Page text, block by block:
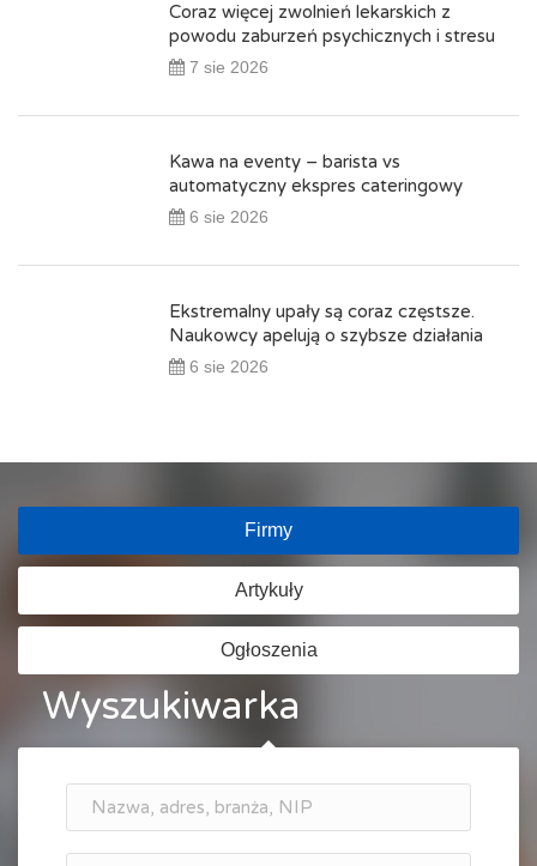
Coraz więcej zwolnień lekarskich z
powodu zaburzeń psychicznych i stresu
7 sie 2026
Kawa na eventy – barista vs
automatyczny ekspres cateringowy
6 sie 2026
Ekstremalny upały są coraz częstsze.
Naukowcy apelują o szybsze działania
6 sie 2026
Firmy
Artykuły
Ogłoszenia
Wyszukiwarka